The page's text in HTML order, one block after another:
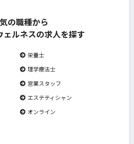
の職種から
ェルネスの求人を探す
栄養士
理学療法士
営業スタッフ
エステティシャン
オンライン